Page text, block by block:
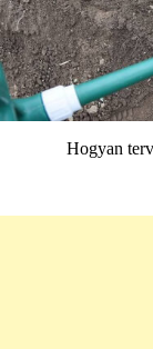
Hogyan